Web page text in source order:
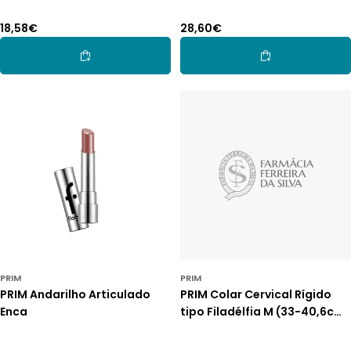
Preço
normal
18,58€
Adicionar Ao Carrinho
Preço
normal
28,60€
Adicionar Ao
PRIM
PRIM Andarilho Articulado
Enca
PRIM
PRIM Colar Cervical Rígido
tipo Filadélfia M (33-40,6cm